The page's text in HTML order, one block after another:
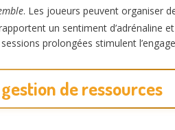
. Les joueurs peuvent organiser
un sentiment d’adrénaline
prolongées stimulent
de ressources